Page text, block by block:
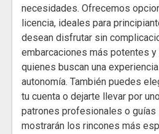
necesidades. Ofrecemos
licencia, ideales para
desean disfrutar sin
embarcaciones más potentes
quienes buscan una
autonomía. También puedes
tu cuenta o dejarte llevar por
patrones profesionales o guías
mostrarán los rincones más